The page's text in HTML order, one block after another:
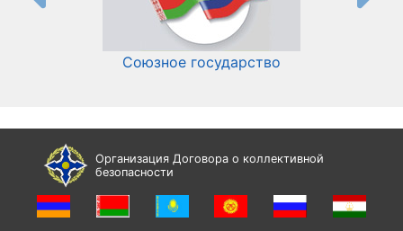
Союзное государство
Организация Договора о коллективной
безопасности